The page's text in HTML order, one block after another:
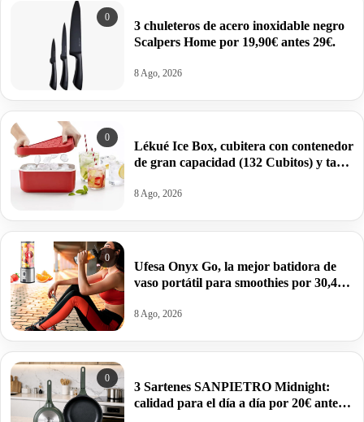
0
3 chuleteros de acero inoxidable negro
Scalpers Home por 19,90€ antes 29€.
8 Ago, 2026
0
Lékué Ice Box, cubitera con contenedor
de gran capacidad (132 Cubitos) y tapa
8 Ago, 2026
0
Ufesa Onyx Go, la mejor batidora de
vaso portátil para smoothies por 30,41€
8 Ago, 2026
0
3 Sartenes SANPIETRO Midnight:
calidad para el día a día por 20€ antes